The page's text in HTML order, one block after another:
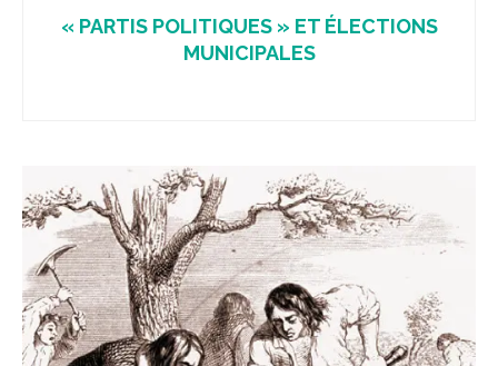
« PARTIS POLITIQUES » ET ÉLECTIONS
MUNICIPALES